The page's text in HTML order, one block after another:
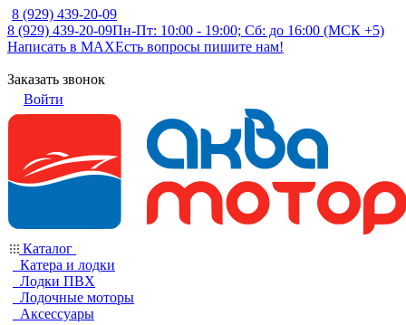
8 (929) 439-20-09
8 (929) 439-20-09Пн-Пт: 10:00 - 19:00; Сб: до 16:00 (МСК +5)
Написать в MAXЕсть вопросы пишите нам!
Заказать звонок
Войти
Каталог
Катера и лодки
Лодки ПВХ
Лодочные моторы
Аксессуары